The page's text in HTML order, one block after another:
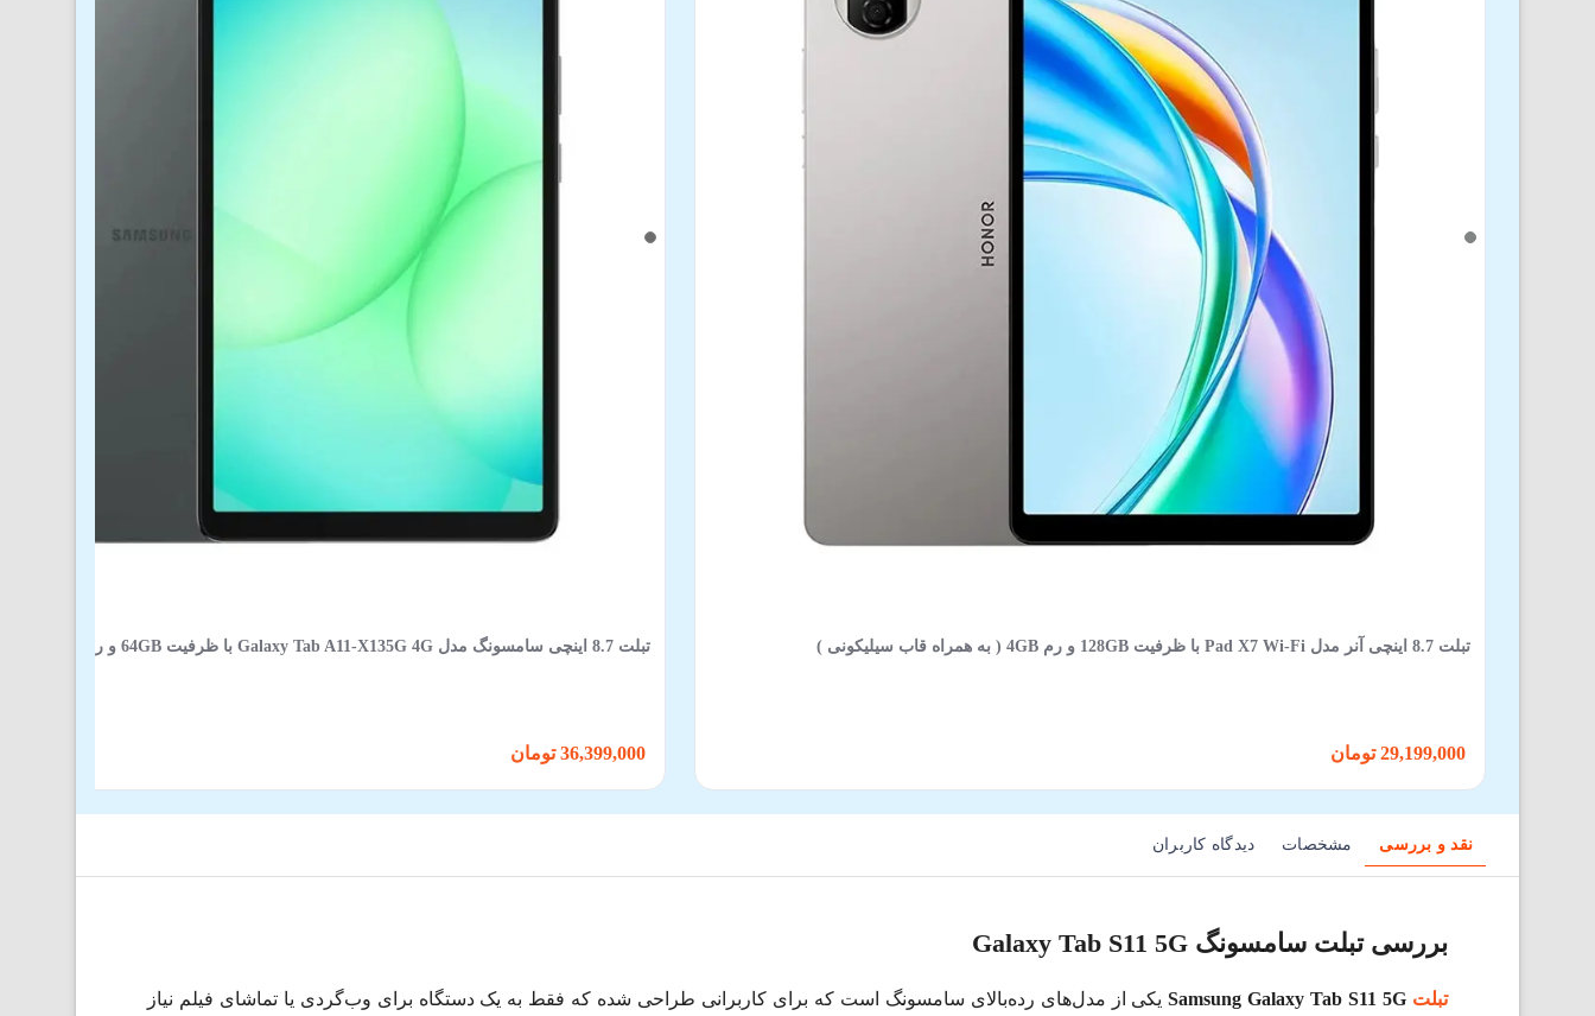
تبلت 8.7 اینچی آنر مدل Pad X7 Wi-Fi با ظرفیت 128GB و رم 4GB ( به همراه قاب سیلیکونی ) تبلت 8.7 اینچی سامسونگ مدل Galaxy Tab A11-X135G 4G با ظرفیت 64GB و رم 4GB
نقد و بررسی مشخصات دیدگاه کاربران
بررسی تبلت سامسونگ Galaxy Tab S11 5G
تبلت یکی از مدل‌های رده‌بالای سامسونگ است که برای کاربرانی طراحی شده که فقط به یک دستگاه برای وب‌گردی یا تماشای فیلم نیاز